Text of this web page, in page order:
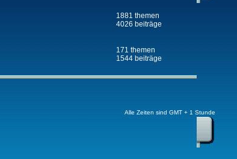
1881 themen
4026 beiträge
171 themen
1544 beiträge
Alle Zeiten sind GMT + 1 Stunde